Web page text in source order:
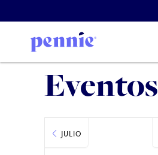
Eventos
JULIO